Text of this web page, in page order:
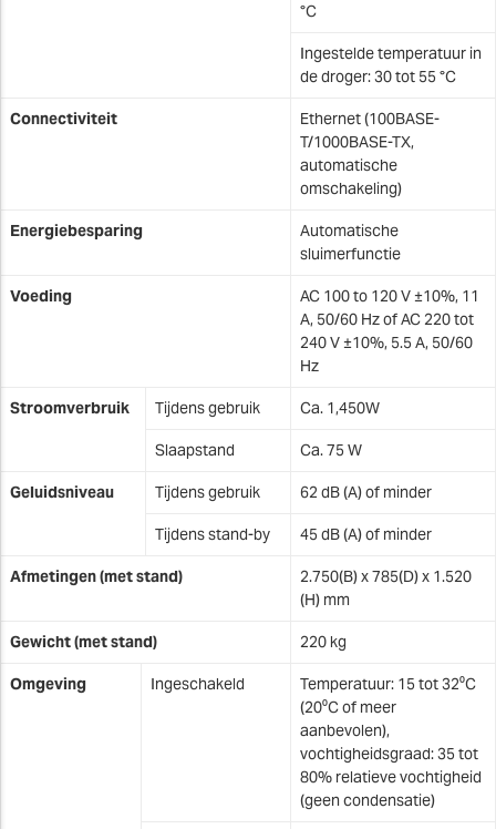
°C
Ingestelde temperatuur in
de droger: 30 tot 55 °C
Connectiviteit
Ethernet (100BASE-
T/1000BASE-TX,
automatische
omschakeling)
Energiebesparing
Automatische
sluimerfunctie
Voeding
AC 100 to 120 V ±10%, 11
A, 50/60 Hz of AC 220 tot
240 V ±10%, 5.5 A, 50/60
Hz
Stroomverbruik Tijdens gebruik Ca. 1,450W
Slaapstand Ca. 75 W
Geluidsniveau Tijdens gebruik 62 dB (A) of minder
Tijdens stand-by 45 dB (A) of minder
Afmetingen (met stand)
2.750(B) x 785(D) x 1.520
(H) mm
Gewicht (met stand) 220 kg
Omgeving Ingeschakeld
Temperatuur: 15 tot 32⁰C
(20⁰C of meer
aanbevolen),
vochtigheidsgraad: 35 tot
80% relatieve vochtigheid
(geen condensatie)